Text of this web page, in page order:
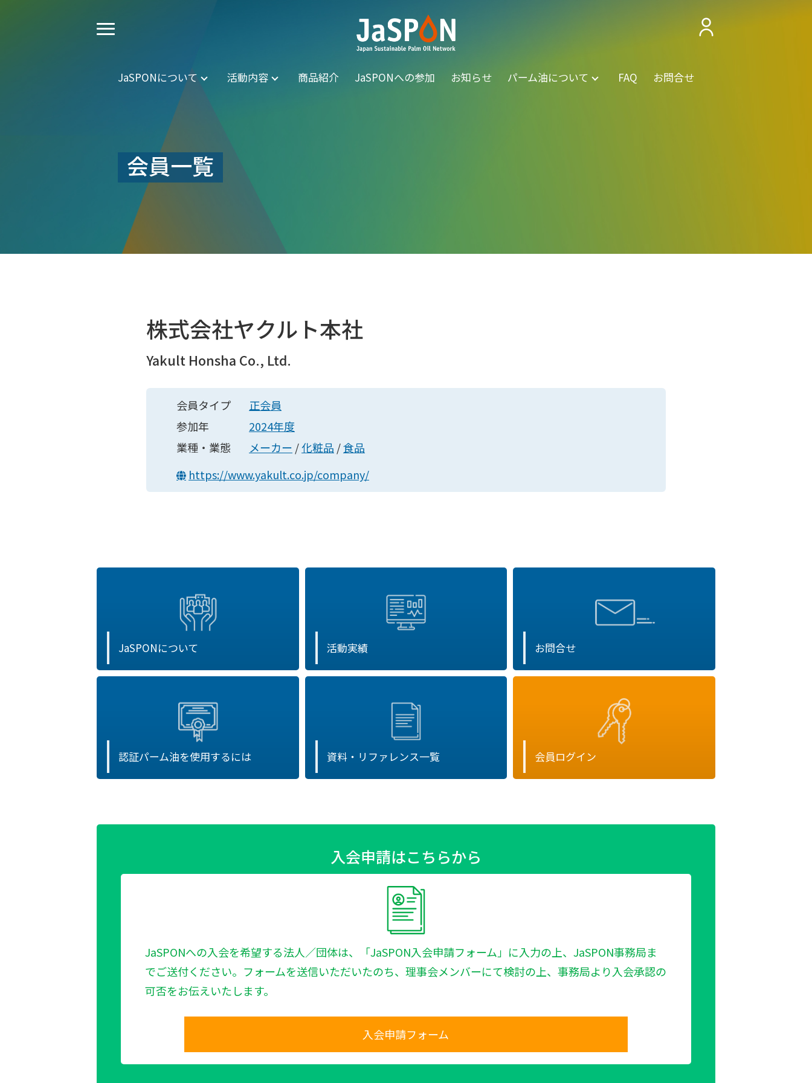
JaSPONについて 活動内容 商品紹介 JaSPONへの参加 お知らせ パーム油について FAQ お問合せ
会員一覧
株式会社ヤクルト本社
Yakult Honsha Co., Ltd.
会員タイプ
正会員
参加年
2024年度
業種・業態
メーカー /化粧品 /食品
https://www.yakult.co.jp/company/
JaSPONについて 活動実績 お問合せ
認証パーム油を使用するには 資料・リファレンス一覧 会員ログイン
入会申請はこちらから
JaSPONへの入会を希望する法人／団体は、「JaSPON入会申請フォーム」に入力の上、JaSPON事務局ま
でご送付ください。フォームを送信いただいたのち、理事会メンバーにて検討の上、事務局より入会承認の
可否をお伝えいたします。
入会申請フォーム